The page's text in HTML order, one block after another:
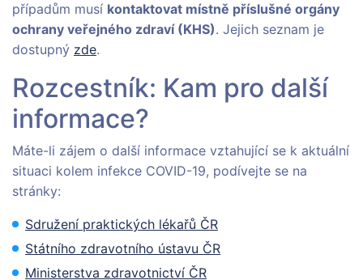
případům musí kontaktovat místně příslušné orgány
ochrany veřejného zdraví (KHS). Jejich seznam je
dostupný zde.
Rozcestník: Kam pro další
informace?
Máte-li zájem o další informace vztahující se k aktuální
situaci kolem infekce COVID-19, podívejte se na
stránky:
Sdružení praktických lékařů ČR
Státního zdravotního ústavu ČR
Ministerstva zdravotnictví ČR